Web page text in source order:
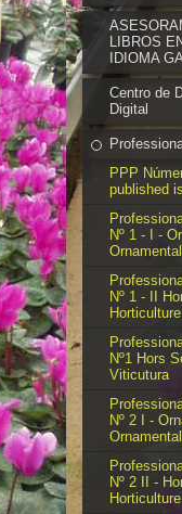
LIBROS
IDIOMA
Centro de
Digital
PPP
published
Nº 1 - I -
Nº 1 - II
Horticulture
Nº1 Hors
Viticutura
Nº 2 I -
Nº 2 II -
Horticulture